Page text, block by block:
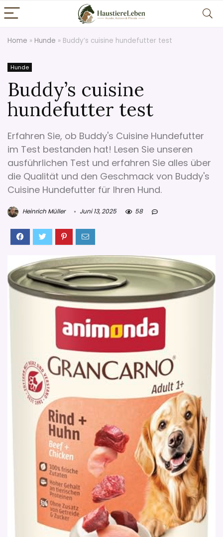
Home » Hunde » Buddy’s cuisine hundefutter test
Hunde
Buddy’s cuisine
hundefutter test
Erfahren Sie, ob Buddy's Cuisine Hundefutter
im Test bestanden hat! Lesen Sie unseren
ausführlichen Test und erfahren Sie alles über
die Qualität und den Geschmack von Buddy's
Cuisine Hundefutter für Ihren Hund.
Heinrich Müller Juni 13, 2025 58